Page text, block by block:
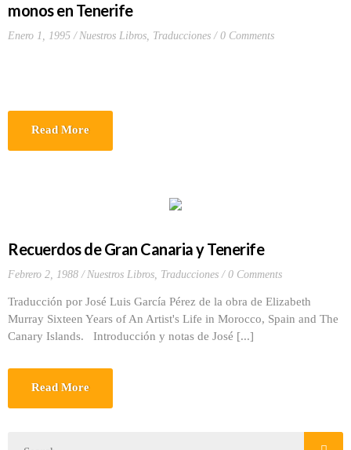
monos en Tenerife
Enero 1, 1995 Nuestros Libros, Traducciones 0 Comments
Read More
Recuerdos de Gran Canaria y Tenerife
Febrero 2, 1988 Nuestros Libros, Traducciones 0 Comments
Traducción por José Luis García Pérez de la obra de Elizabeth
Murray Sixteen Years of An Artist's Life in Morocco, Spain and The
Canary Islands. Introducción y notas de José [...]
Read More